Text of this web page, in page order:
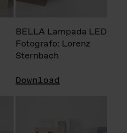
BELLA Lampada LED
Fotografo: Lorenz
Sternbach
Download